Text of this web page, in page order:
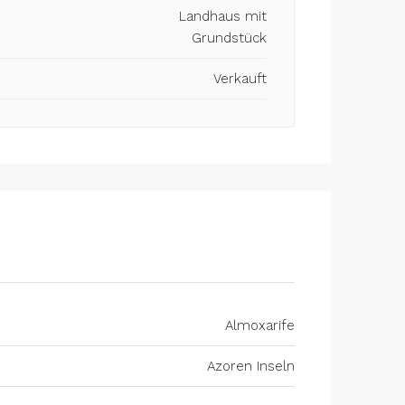
Landhaus mit
Grundstück
Verkauft
Almoxarife
Azoren Inseln